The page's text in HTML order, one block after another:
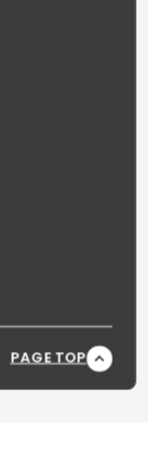
PAGE TOP